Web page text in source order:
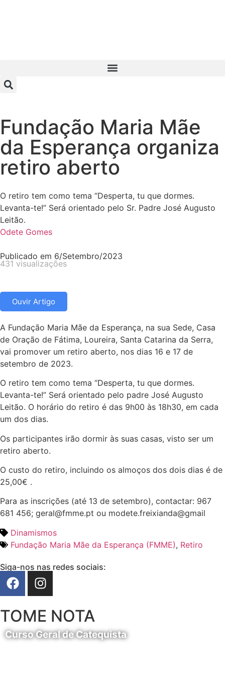
Fundação Maria Mãe
da Esperança organiza
retiro aberto
O retiro tem como tema “Desperta, tu que dormes.
Levanta-te!” Será orientado pelo Sr. Padre José Augusto
Leitão.
Odete Gomes
Publicado em 6/Setembro/2023
431 visualizações
Ouvir Artigo
A Fundação Maria Mãe da Esperança, na sua Sede, Casa
de Oração de Fátima, Loureira, Santa Catarina da Serra,
vai promover um retiro aberto, nos dias 16 e 17 de
setembro de 2023.
O retiro tem como tema “Desperta, tu que dormes.
Levanta-te!” Será orientado pelo padre José Augusto
Leitão. O horário do retiro é das 9h00 às 18h30, em cada
um dos dias.
Os participantes irão dormir às suas casas, visto ser um
retiro aberto.
O custo do retiro, incluindo os almoços dos dois dias é de
25,00€ .
Para as inscrições (até 13 de setembro), contactar: 967
681 456; geral@fmme.pt ou modete.freixianda@gmail
Dinamismos
Fundação Maria Mãe da Esperança (FMME), Retiro
Siga-nos nas redes sociais:
TOME NOTA
Curso Geral de Catequista